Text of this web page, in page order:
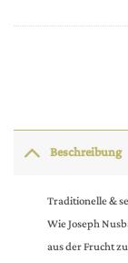
Beschreibung
Traditionelle &
Wie Joseph
aus der Frucht